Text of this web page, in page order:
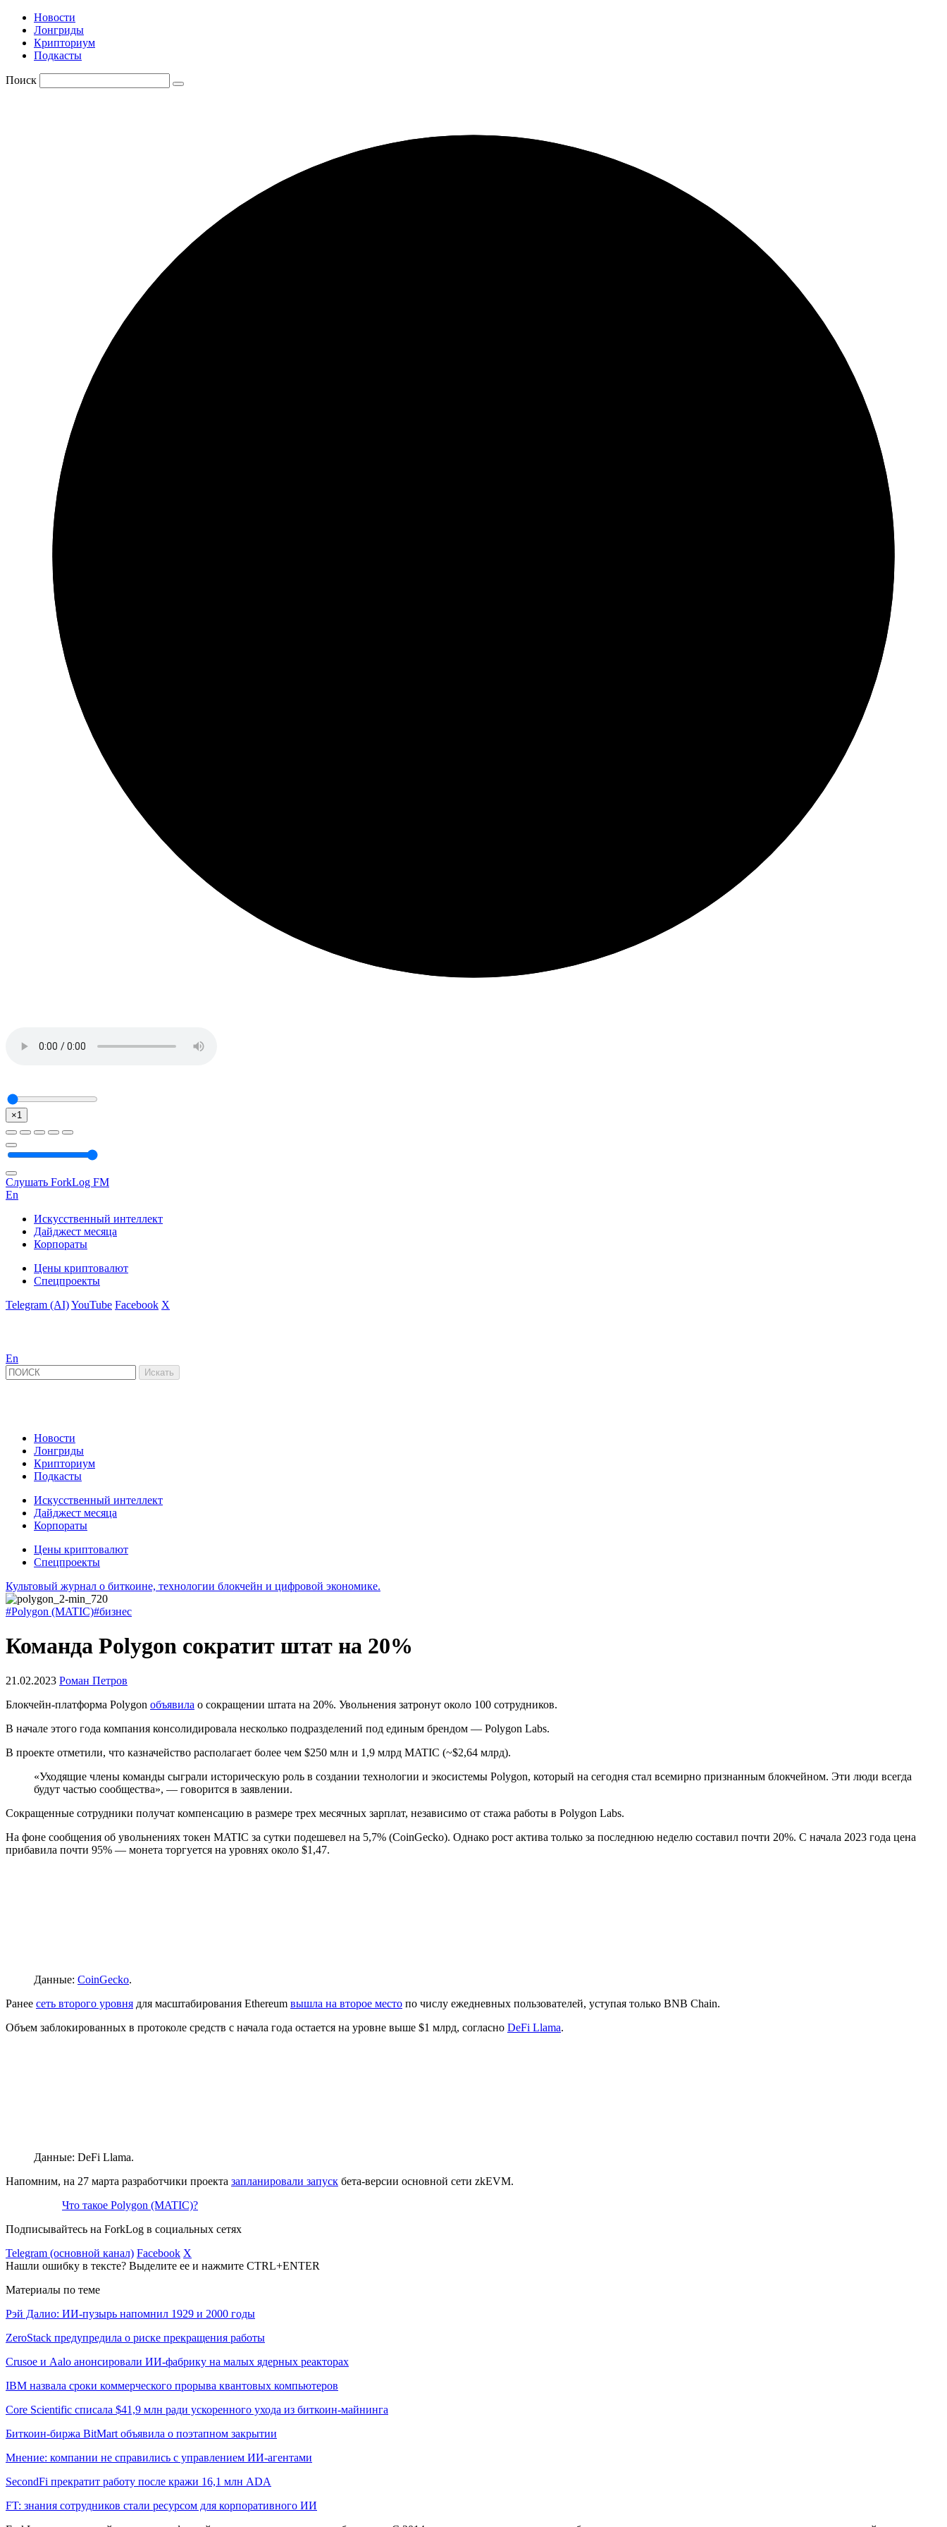
Новости
Лонгриды
Крипториум
Подкасты
Поиск
×1
Слушать ForkLog FM
En
Искусственный интеллект
Дайджест месяца
Корпораты
Цены криптовалют
Спецпроекты
Telegram (AI)YouTube Facebook X
En
Новости
Лонгриды
Крипториум
Подкасты
Искусственный интеллект
Дайджест месяца
Корпораты
Цены криптовалют
Спецпроекты
Культовый журнал о биткоине, технологии блокчейн и цифровой экономике.
#Polygon (MATIC)#бизнес
Команда Polygon сократит штат на 20%
21.02.2023 Роман Петров
Блокчейн-платформа Polygon объявила о сокращении штата на 20%. Увольнения затронут около 100 сотрудников.
В начале этого года компания консолидировала несколько подразделений под единым брендом — Polygon Labs.
В проекте отметили, что казначейство располагает более чем $250 млн и 1,9 млрд MATIC (~$2,64 млрд).
«Уходящие члены команды сыграли историческую роль в создании технологии и экосистемы Polygon, который на сегодня стал всемирно признанным блокчейном. Эти люди всегда
будут частью сообщества», — говорится в заявлении.
Сокращенные сотрудники получат компенсацию в размере трех месячных зарплат, независимо от стажа работы в Polygon Labs.
На фоне сообщения об увольнениях токен MATIC за сутки подешевел на 5,7% (CoinGecko). Однако рост актива только за последнюю неделю составил почти 20%. С начала 2023 года цена
прибавила почти 95% — монета торгуется на уровнях около $1,47.
Данные: CoinGecko.
Ранее сеть второго уровня для масштабирования Ethereum вышла на второе место по числу ежедневных пользователей, уступая только BNB Chain.
Объем заблокированных в протоколе средств с начала года остается на уровне выше $1 млрд, согласно DeFi Llama.
Данные: DeFi Llama.
Напомним, на 27 марта разработчики проекта запланировали запуск бета-версии основной сети zkEVM.
Что такое Polygon (MATIC)?
Подписывайтесь на ForkLog в социальных сетях
Telegram (основной канал) Facebook X
Нашли ошибку в тексте? Выделите ее и нажмите CTRL+ENTER
Материалы по теме
Рэй Далио: ИИ-пузырь напомнил 1929 и 2000 годы
ZeroStack предупредила о риске прекращения работы
Crusoe и Aalo анонсировали ИИ-фабрику на малых ядерных реакторах
IBM назвала сроки коммерческого прорыва квантовых компьютеров
Core Scientific списала $41,9 млн ради ускоренного ухода из биткоин-майнинга
Биткоин-биржа BitMart объявила о поэтапном закрытии
Мнение: компании не справились с управлением ИИ-агентами
SecondFi прекратит работу после кражи 16,1 млн ADA
FT: знания сотрудников стали ресурсом для корпоративного ИИ